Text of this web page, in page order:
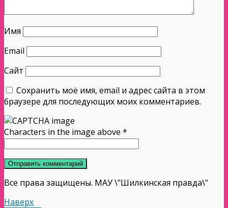
Имя
Email
Сайт
Сохранить моё имя, email и адрес сайта в этом
браузере для последующих моих комментариев.
Characters in the image above *
Все права защищены. МАУ \"Шилкинская правда\"
Наверх